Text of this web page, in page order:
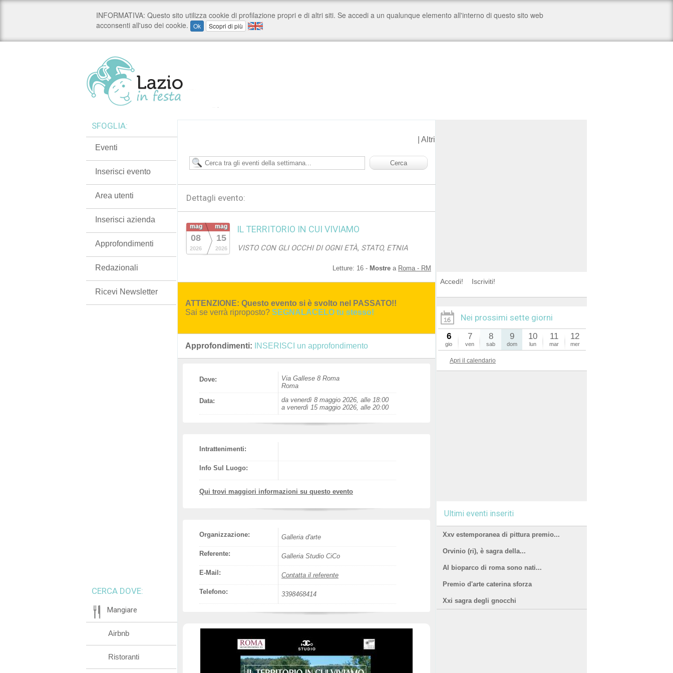
Altri
Dettagli evento:
mag
08
2026
mag
15
2026
IL TERRITORIO IN CUI VIVIAMO
VISTO CON GLI OCCHI DI OGNI ETÀ, STATO, ETNIA
Letture: 16 - Mostre a Roma - RM
ATTENZIONE: Questo evento si è svolto nel PASSATO!!
Sai se verrà riproposto? SEGNALACELO tu stesso!
Approfondimenti: INSERISCI un approfondimento
Dove:
Via Gallese 8 Roma
Roma
Data:
da venerdì 8 maggio 2026, alle 18:00
a venerdì 15 maggio 2026, alle 20:00
Intrattenimenti:
Info Sul Luogo:
Qui trovi maggiori informazioni su questo evento
Organizzazione: Galleria d'arte
Referente: Galleria Studio CiCo
E-Mail: Contatta il referente
Telefono: 3398468414
SFOGLIA:
Eventi
Inserisci evento
Area utenti
Inserisci azienda
Approfondimenti
Redazionali
Ricevi Newsletter
CERCA DOVE:
Mangiare
Airbnb
Ristoranti
Accedi! Iscriviti!
Nei prossimi sette giorni
6
gio
7
ven
8
sab
9
dom
10
lun
11
mar
12
mer
Apri il calendario
Ultimi eventi inseriti
Xxv estemporanea di pittura premio...
Orvinio (ri), è sagra della...
Al bioparco di roma sono nati...
Premio d'arte caterina sforza
Xxi sagra degli gnocchi